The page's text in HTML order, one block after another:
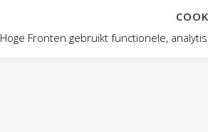
Hoge Fronten gebruikt functionele,